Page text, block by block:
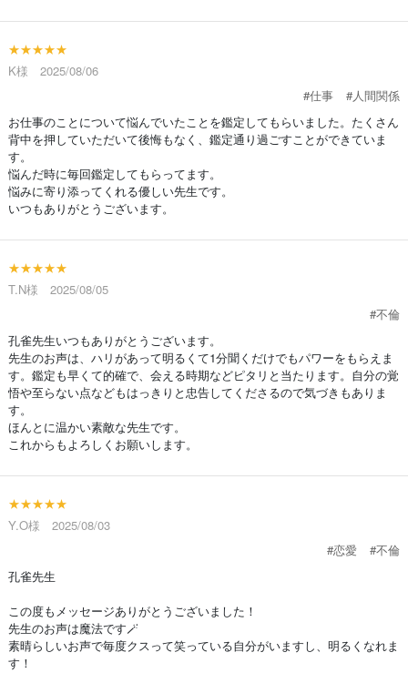
★★★★★
K様 2025/08/06
#仕事
#人間関係
お仕事のことについて悩んでいたことを鑑定してもらいました。たくさん
背中を押していただいて後悔もなく、鑑定通り過ごすことができていま
す。
悩んだ時に毎回鑑定してもらってます。
悩みに寄り添ってくれる優しい先生です。
いつもありがとうございます。
★★★★★
T.N様 2025/08/05
#不倫
孔雀先生いつもありがとうございます。
先生のお声は、ハリがあって明るくて1分聞くだけでもパワーをもらえま
す。鑑定も早くて的確で、会える時期などピタリと当たります。自分の覚
悟や至らない点などもはっきりと忠告してくださるので気づきもありま
す。
ほんとに温かい素敵な先生です。
これからもよろしくお願いします。
★★★★★
Y.O様 2025/08/03
#恋愛
#不倫
孔雀先生
この度もメッセージありがとうございました！
先生のお声は魔法です🪄
素晴らしいお声で毎度クスって笑っている自分がいますし、明るくなれま
す！